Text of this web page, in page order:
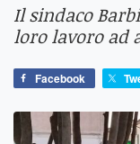
Il sindaco
loro lavoro ad
Facebook